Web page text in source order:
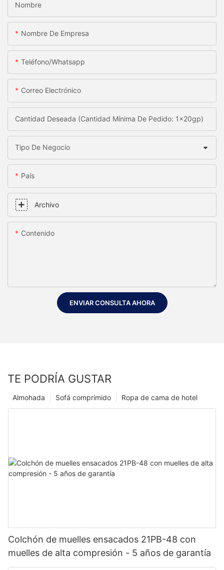
Nombre
Nombre De Empresa
Teléfono/whatsapp
Correo Electrónico
Cantidad Deseada (Cantidad Mínima De Pedido: 1x20gp)
Tipo De Negocio
País
Archivo
Contenido
ENVIAR CONSULTA AHORA
TE PODRÍA GUSTAR
Ropa de cama de hotel
Sofá comprimido
Almohada
Colchón de muelles ensacados 21PB-48 con
muelles de alta compresión - 5 años de garantía